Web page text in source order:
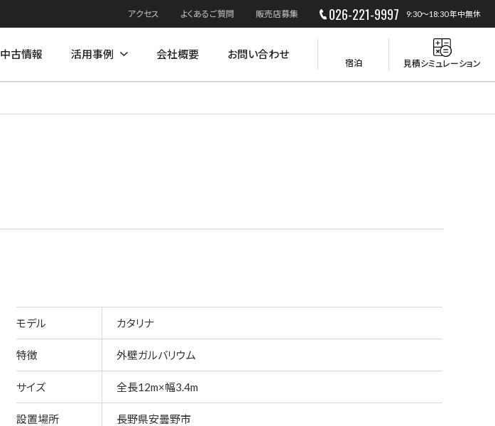
アクセス よくあるご質問 販売店募集 026-221-9997 9:30～18:30 年中無休
中古情報 活用事例 会社概要 お問い合わせ
宿泊 見積シミュレーション
モデル カタリナ
特徴 外壁ガルバリウム
サイズ 全長12m×幅3.4m
設置場所 長野県安曇野市